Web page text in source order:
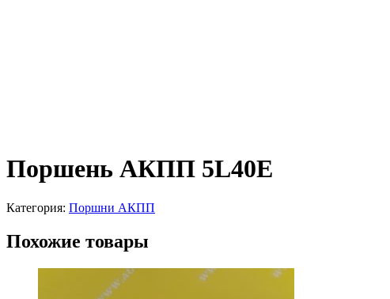
Поршень АКПП 5L40E
Категория: Поршни АКПП
Похожие товары